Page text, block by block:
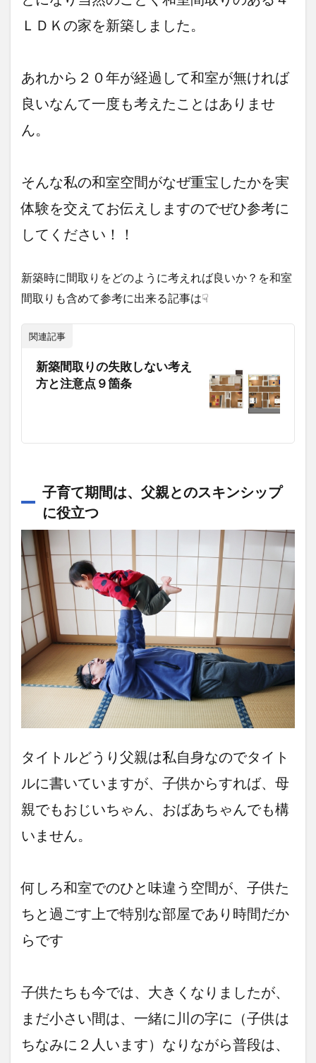
ＬＤＫの家を新築しました。
あれから２０年が経過して和室が無ければ
良いなんて一度も考えたことはありませ
ん。
そんな私の和室空間がなぜ重宝したかを実
体験を交えてお伝えしますのでぜひ参考に
してください！！
新築時に間取りをどのように考えれば良いか？を和室
間取りも含めて参考に出来る記事は☟
関連記事
新築間取りの失敗しない考え
方と注意点９箇条
子育て期間は、父親とのスキンシップ
に役立つ
タイトルどうり父親は私自身なのでタイト
ルに書いていますが、子供からすれば、母
親でもおじいちゃん、おばあちゃんでも構
いません。
何しろ和室でのひと味違う空間が、子供た
ちと過ごす上で特別な部屋であり時間だか
らです
子供たちも今では、大きくなりましたが、
まだ小さい間は、一緒に川の字に（子供は
ちなみに２人います）なりながら普段は、